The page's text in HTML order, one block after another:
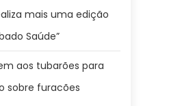
mais uma edição
Saúde”
aos tubarões para
sobre furacões